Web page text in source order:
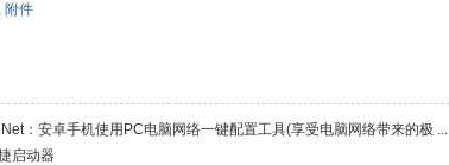
, 附件
：安卓手机使用PC电脑网络一键配置工具(享受电脑网络带来的极 ...
启动器